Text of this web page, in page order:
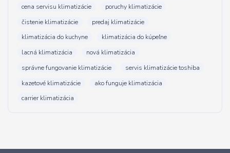
cena servisu klimatizácie
poruchy klimatizácie
čistenie klimatizácie
predaj klimatizácie
klimatizácia do kuchyne
klimatizácia do kúpeľne
lacná klimatizácia
nová klimatizácia
správne fungovanie klimatizácie
servis klimatizácie toshiba
kazetové klimatizácie
ako funguje klimatizácia
carrier klimatizácia